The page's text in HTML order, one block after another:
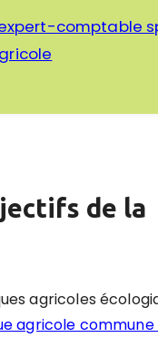
comptable
de la
agricoles
agricole commune